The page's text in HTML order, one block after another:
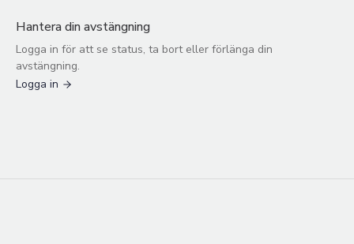
Hantera din avstängning
Logga in för att se status, ta bort eller förlänga din
avstängning.
Logga in